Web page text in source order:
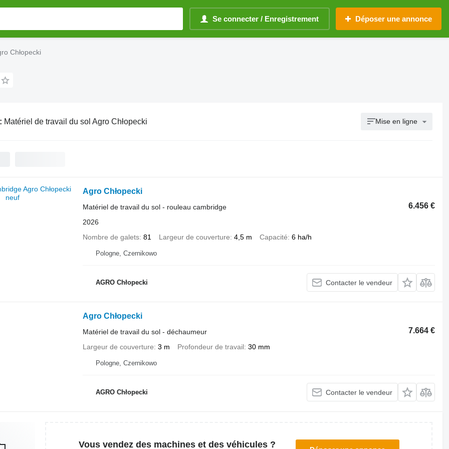
Se connecter / Enregistrement Déposer une annonce
Chłopecki
Matériel de travail du sol Agro Chłopecki Mise en ligne
Agro Chłopecki
6.456 €
Matériel de travail du sol - rouleau cambridge
2026
Nombre de galets 81 Largeur de couverture 4,5 m Capacité 6 ha/h
Pologne, Czernikowo
AGRO Chłopecki Contacter le vendeur
Agro Chłopecki
7.664 €
Matériel de travail du sol - déchaumeur
Largeur de couverture 3 m Profondeur de travail 30 mm
Pologne, Czernikowo
AGRO Chłopecki Contacter le vendeur
Vous vendez des machines et des véhicules ?